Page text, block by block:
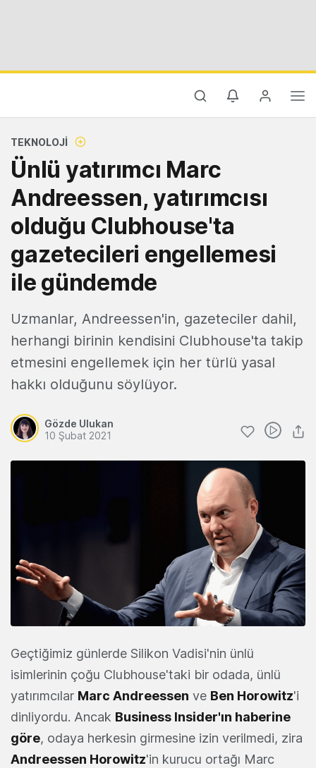
TEKNOLOJI
Ünlü yatırımcı Marc
Andreessen, yatırımcısı
olduğu Clubhouse'ta
gazetecileri engellemesi
ile gündemde
Uzmanlar, Andreessen'in, gazeteciler dahil,
herhangi birinin kendisini Clubhouse'ta takip
etmesini engellemek için her türlü yasal
hakkı olduğunu söylüyor.
Gözde Ulukan
10 Şubat 2021
Geçtiğimiz günlerde Silikon Vadisi'nin ünlü
isimlerinin çoğu Clubhouse'taki bir odada, ünlü
yatırımcılar Marc Andreessen ve Ben Horowitz'i
dinliyordu. Ancak Business Insider'ın haberine
göre, odaya herkesin girmesine izin verilmedi, zira
Andreessen Horowitz'in kurucu ortağı Marc